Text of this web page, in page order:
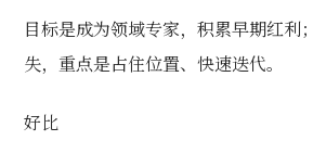
目标是成为领域专家，积累早期红利
失，重点是占住位置、快速迭代。
好比